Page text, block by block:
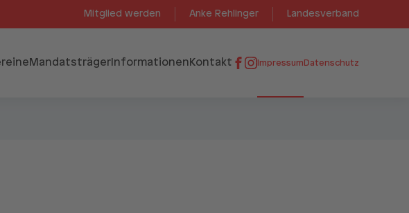
Mitglied werden Anke Rehlinger Landesverband
Mandatsträger InformationenKontakt Impressum Datenschutz